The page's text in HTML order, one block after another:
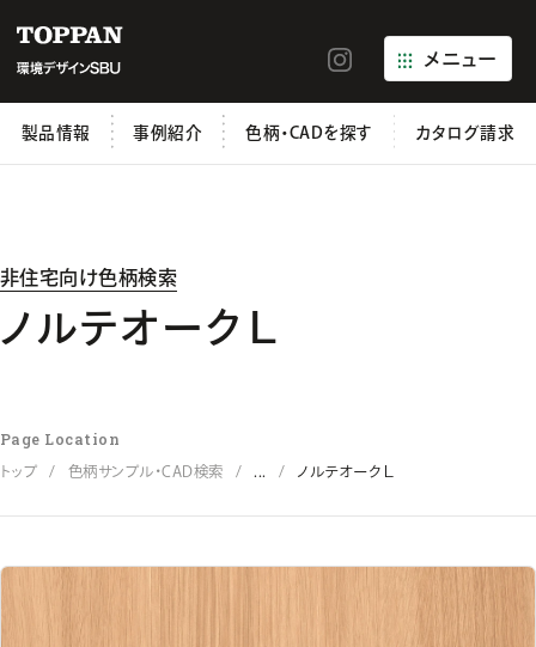
メニュー
製品情報 事例紹介 色柄・CADを探す カタログ請求
非住宅向け色柄検索
ノルテオークＬ
Page Location
トップ 色柄サンプル・CAD検索 ... ノルテオークＬ